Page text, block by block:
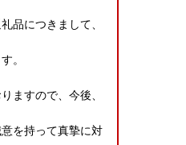
品につきまして、
。
ますので、今後、
を持って真摯に対